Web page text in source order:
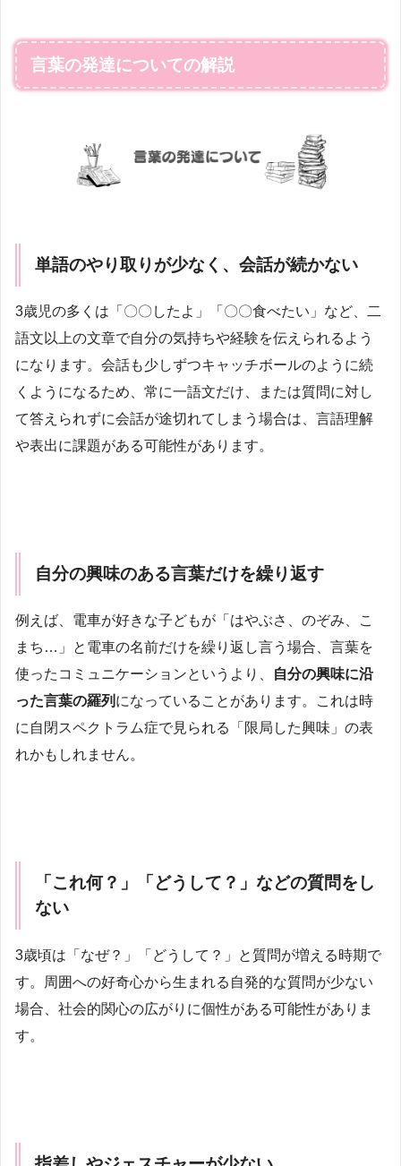
言葉の発達についての解説
単語のやり取りが少なく、会話が続かない
3歳児の多くは「〇〇したよ」「〇〇食べたい」など、二
語文以上の文章で自分の気持ちや経験を伝えられるよう
になります。会話も少しずつキャッチボールのように続
くようになるため、常に一語文だけ、または質問に対し
て答えられずに会話が途切れてしまう場合は、言語理解
や表出に課題がある可能性があります。
自分の興味のある言葉だけを繰り返す
例えば、電車が好きな子どもが「はやぶさ、のぞみ、こ
まち…」と電車の名前だけを繰り返し言う場合、言葉を
使ったコミュニケーションというより、
自分の興味に沿
った言葉の羅列 になっていることがあります。これは時
に自閉スペクトラム症で見られる「限局した興味」の表
れかもしれません。
「これ何？」「どうして？」などの質問をし
ない
3歳頃は「なぜ？」「どうして？」と質問が増える時期で
す。周囲への好奇心から生まれる自発的な質問が少ない
場合、社会的関心の広がりに個性がある可能性がありま
す。